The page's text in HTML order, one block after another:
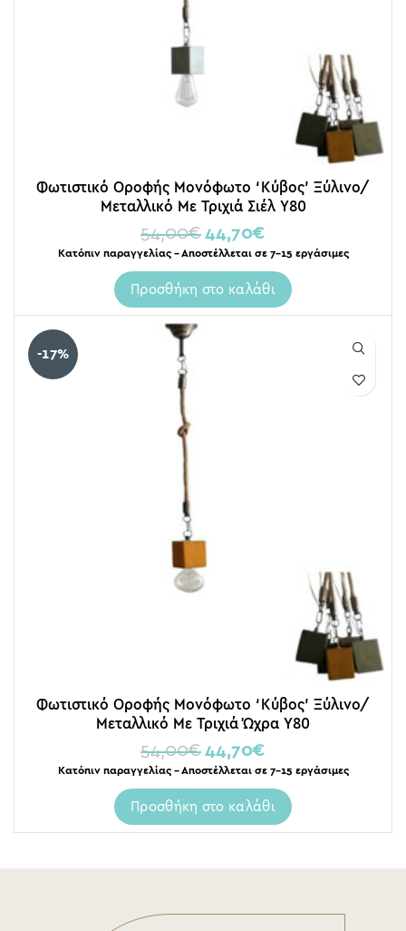
Φωτιστικό Οροφής Μονόφωτο ‘Κύβος’ Ξύλινο/
Μεταλλικό Με Τριχιά Σιέλ Υ80
54,00€ 44,70€
Κατόπιν παραγγελίας – Αποστέλλεται σε 7-15 εργάσιμες
Προσθήκη στο καλάθι
-17%
Φωτιστικό Οροφής Μονόφωτο ‘Κύβος’ Ξύλινο/
Μεταλλικό Με Τριχιά Ώχρα Υ80
54,00€ 44,70€
Κατόπιν παραγγελίας – Αποστέλλεται σε 7-15 εργάσιμες
Προσθήκη στο καλάθι